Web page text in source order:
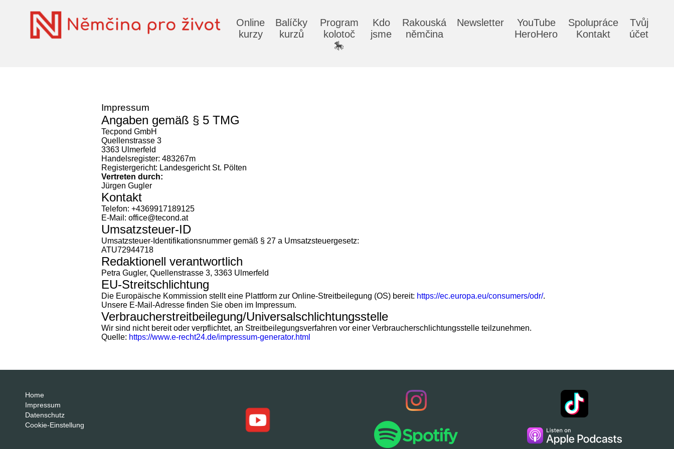
Online
kurzy
Balíčky
kurzů
Program
kolotoč
🎠
Kdo
jsme
Rakouská
němčina
Newsletter
YouTube
HeroHero
Spolupráce
Kontakt
Tvůj
účet
Impressum
Angaben gemäß § 5 TMG
Tecpond GmbH
Quellenstrasse 3
3363 Ulmerfeld
Handelsregister: 483267m
Registergericht: Landesgericht St. Pölten
Vertreten durch:
Jürgen Gugler
Kontakt
Telefon: +4369917189125
E-Mail: office@tecond.at
Umsatzsteuer-ID
Umsatzsteuer-Identifikationsnummer gemäß § 27 a Umsatzsteuergesetz:
ATU72944718
Redaktionell verantwortlich
Petra Gugler, Quellenstrasse 3, 3363 Ulmerfeld
EU-Streitschlichtung
Die Europäische Kommission stellt eine Plattform zur Online-Streitbeilegung (OS) bereit: https://ec.europa.eu/consumers/odr/.
Unsere E-Mail-Adresse finden Sie oben im Impressum.
Verbraucher­streit­beilegung/Universal­schlichtungs­stelle
Wir sind nicht bereit oder verpflichtet, an Streitbeilegungsverfahren vor einer Verbraucherschlichtungsstelle teilzunehmen.
Quelle: https://www.e-recht24.de/impressum-generator.html
Home
Impressum
Datenschutz
Cookie-Einstellung